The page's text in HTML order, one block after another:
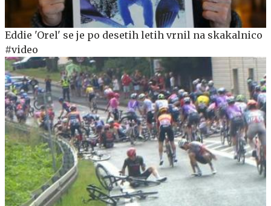
Eddie 'Orel' se je po desetih letih vrnil na skakalnico
#video